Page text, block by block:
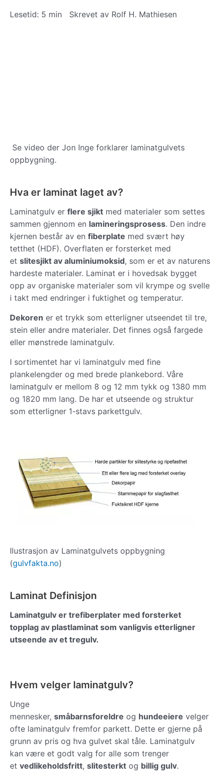
Lesetid: 5 min Skrevet av Rolf H. Mathiesen
Se video der Jon Inge forklarer laminatgulvets
oppbygning.
Hva er laminat laget av?
Laminatgulv er flere sjikt med materialer som settes
sammen gjennom en lamineringsprosess. Den indre
kjernen består av en fiberplate med svært høy
tetthet (HDF). Overflaten er forsterket med
et slitesjikt av aluminiumoksid, som er et av naturens
hardeste materialer. Laminat er i hovedsak bygget
opp av organiske materialer som vil krympe og svelle
i takt med endringer i fuktighet og temperatur.
Dekoren er et trykk som etterligner utseendet til tre,
stein eller andre materialer. Det finnes også fargede
eller mønstrede laminatgulv.
I sortimentet har vi laminatgulv med fine
plankelengder og med brede plankebord. Våre
laminatgulv er mellom 8 og 12 mm tykk og 1380 mm
og 1820 mm lang. De har et utseende og struktur
som etterligner 1-stavs parkettgulv.
Ilustrasjon av Laminatgulvets oppbygning
(gulvfakta.no)
Laminat Definisjon
Laminatgulv er trefiberplater med forsterket
topplag av plastlaminat som vanligvis etterligner
utseende av et tregulv.
Hvem velger laminatgulv?
Unge
mennesker, småbarnsforeldre og hundeeiere velger
ofte laminatgulv fremfor parkett. Dette er gjerne på
grunn av pris og hva gulvet skal tåle. Laminatgulv
kan være et godt valg for alle som trenger
et vedlikeholdsfritt, slitesterkt og billig gulv.